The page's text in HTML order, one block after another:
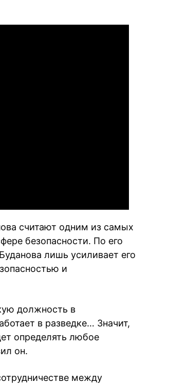
считают одним из самых
безопасности. По его
лишь усиливает его
и
должность в
в разведке… Значит,
определять любое
он.
между